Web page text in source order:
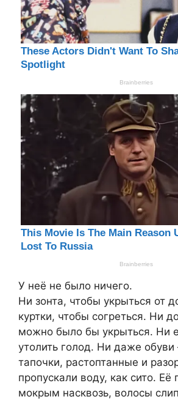
У неё не было ничего.
Ни зонта, чтобы укрыться от
куртки, чтобы согреться. Ни
можно было бы укрыться. Ни
утолить голод. Ни даже
тапочки, растоптанные и
пропускали воду, как сито. Её
мокрым насквозь, волосы